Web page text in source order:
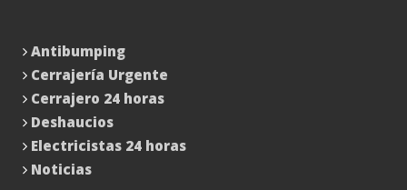
Antibumping
Cerrajería Urgente
Cerrajero 24 horas
Deshaucios
Electricistas 24 horas
Noticias